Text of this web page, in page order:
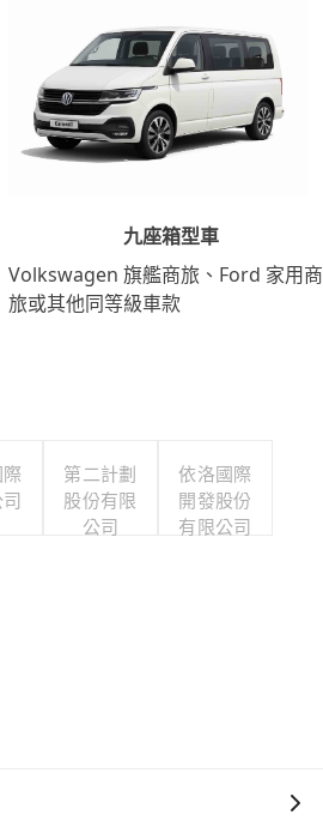
九座箱型車
Volkswagen 旗艦商旅、Ford 家用商
旅或其他同等級車款
第二計劃
股份有限
公司
依洛國際
開發股份
有限公司